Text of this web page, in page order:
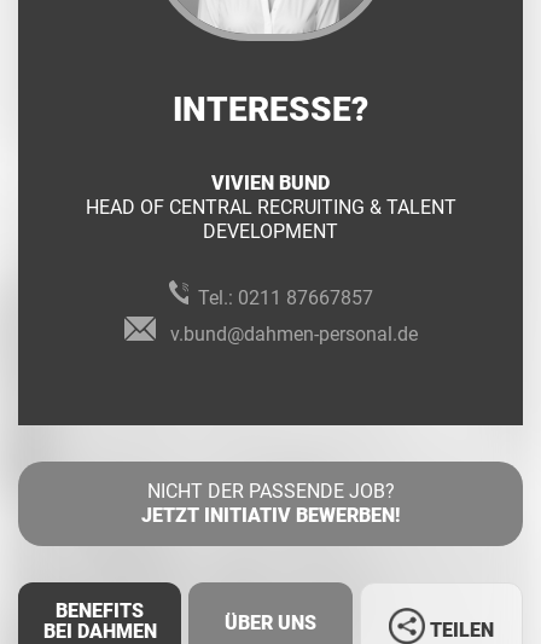
INTERESSE?
VIVIEN BUND
HEAD OF CENTRAL RECRUITING & TALENT
DEVELOPMENT
Tel.: 0211 87667857
v.bund@dahmen-personal.de
NICHT DER PASSENDE JOB?
JETZT INITIATIV BEWERBEN!
BENEFITS
BEI DAHMEN
ÜBER UNS TEILEN